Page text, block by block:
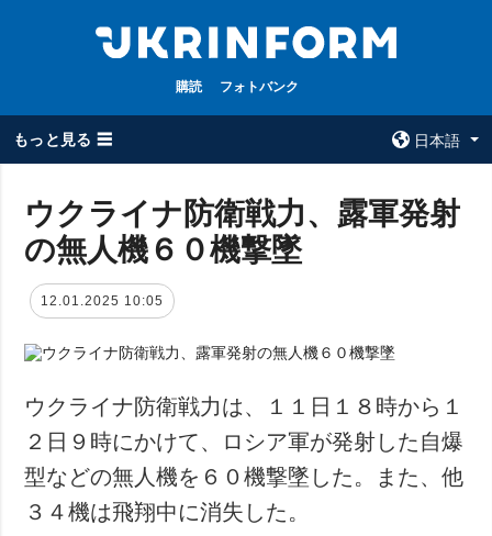
購読 フォトバンク
もっと見る ☰
日本語
全てのトピック
被占領地
政治
防衛
社会・文化
スポーツ
犯罪
ウクルインフォ
ルム
コンタクト
ウクライナ防衛戦力、露軍発射
の無人機６０機撃墜
12.01.2025 10:05
ウクライナ防衛戦力は、１１日１８時から１
２日９時にかけて、ロシア軍が発射した自爆
型などの無人機を６０機撃墜した。また、他
３４機は飛翔中に消失した。